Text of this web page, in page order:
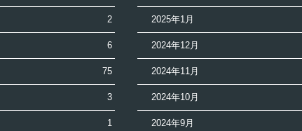
2
6
75
3
1
2025年1月
2024年12月
2024年11月
2024年10月
2024年9月